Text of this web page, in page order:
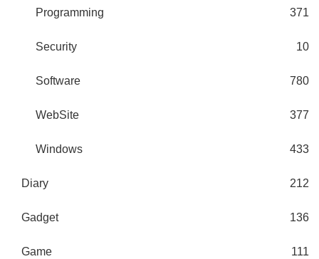
Programming 371
Security 10
Software 780
WebSite 377
Windows 433
Diary 212
Gadget 136
Game 111